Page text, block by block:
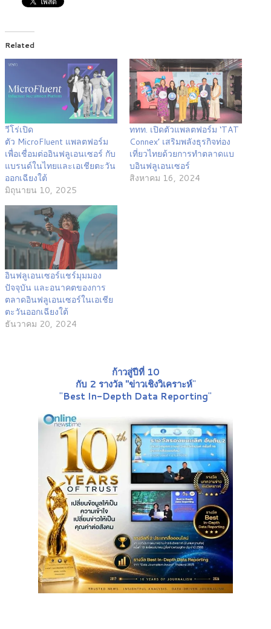
Related
วีโร่เปิด
ตัว MicroFluent แพลตฟอร์ม
เพื่อเชื่อมต่ออินฟลูเอนเซอร์ กับ
แบรนด์ในไทยและเอเชียตะวัน
ออกเฉียงใต้
มิถุนายน 10, 2025
ททท. เปิดตัวแพลตฟอร์ม ‘TAT
Connex’ เสริมพลังธุรกิจท่อง
เที่ยวไทยด้วยการทำตลาดแบ
บอินฟลูเอนเซอร์
สิงหาคม 16, 2024
อินฟลูเอนเซอร์แชร์มุมมอง
ปัจจุบัน และอนาคตของการ
ตลาดอินฟลูเอนเซอร์ในเอเชีย
ตะวันออกเฉียงใต้
ธันวาคม 20, 2024
ก้าวสู่ปีที่ 10
กับ 2 รางวัล "ข่าวเชิงวิเคราะห์"
"Best In-Depth Data Reporting"